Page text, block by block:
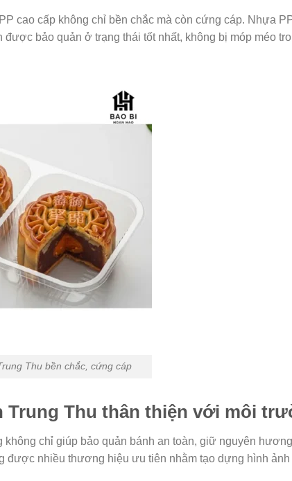
cao cấp không chỉ bền chắc mà còn cứng cáp. Nhựa
bảo quản ở trạng thái tốt nhất, không bị móp méo
Thu bền chắc, cứng cáp
Thu thân thiện với môi
chỉ giúp bảo quản bánh an toàn, giữ nguyên
nhiều thương hiệu ưu tiên nhằm tạo dựng hình